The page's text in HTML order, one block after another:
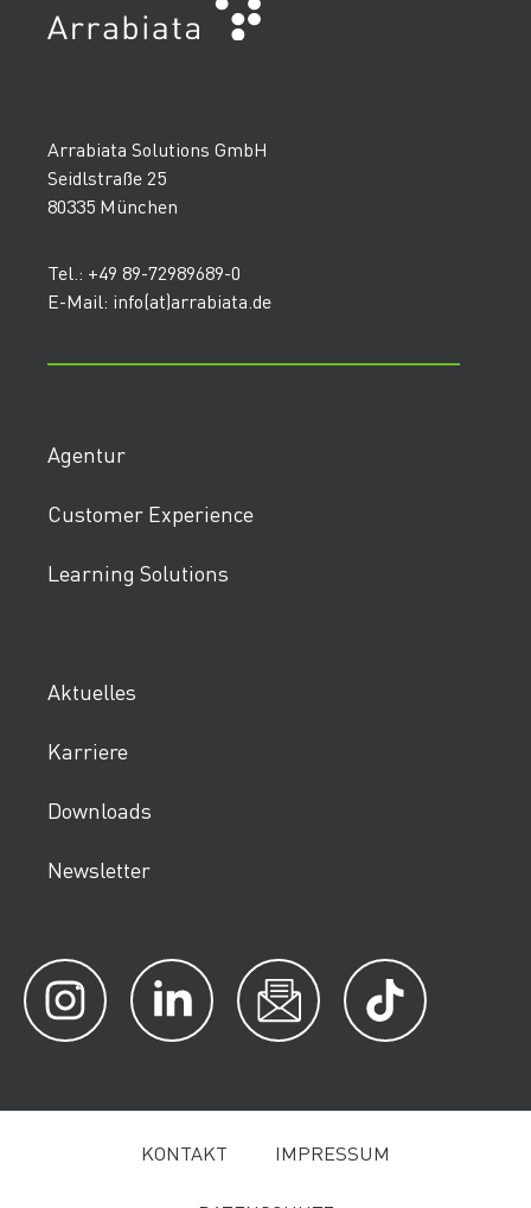
Arrabiata Solutions GmbH
Seidlstraße 25
80335 München
Tel.: +49 89-72989689-0
E-Mail: info(at)arrabiata.de
Agentur
Customer Experience
Learning Solutions
Aktuelles
Karriere
Downloads
Newsletter
KONTAKT IMPRESSUM